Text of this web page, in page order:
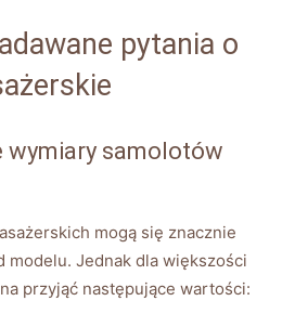
pytania o
wymiary samolotów
mogą się znacznie
modelu. Jednak dla większości
przyjąć następujące wartości: